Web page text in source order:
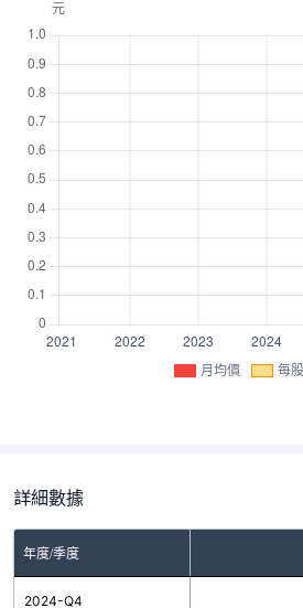
月均價 每
詳細數據
年度/季度
2024-Q4